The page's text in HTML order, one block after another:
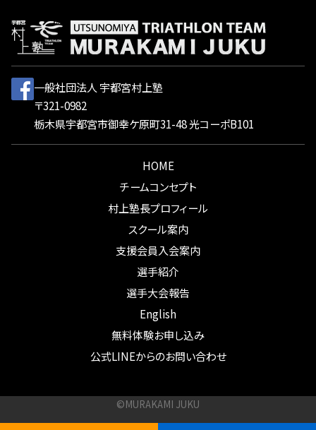
一般社団法人 宇都宮村上塾
〒321-0982
栃木県宇都宮市御幸ケ原町31-48 光コーポB101
HOME
チームコンセプト
村上塾長プロフィール
スクール案内
支援会員入会案内
選手紹介
選手大会報告
English
無料体験お申し込み
公式LINEからのお問い合わせ
©MURAKAMI JUKU